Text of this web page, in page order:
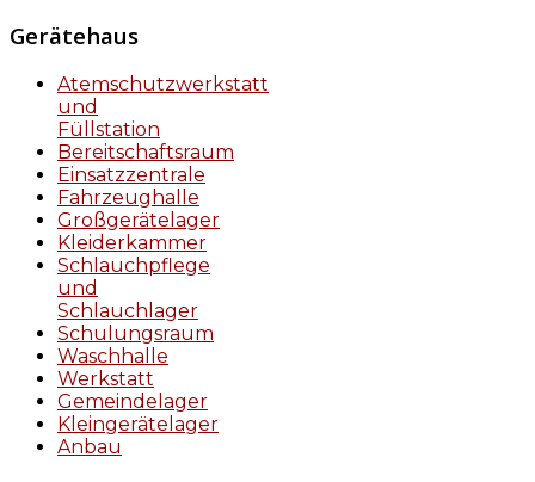
Gerätehaus
Atemschutzwerkstatt
und
Füllstation
Bereitschaftsraum
Einsatzzentrale
Fahrzeughalle
Großgerätelager
Kleiderkammer
Schlauchpflege
und
Schlauchlager
Schulungsraum
Waschhalle
Werkstatt
Gemeindelager
Kleingerätelager
Anbau